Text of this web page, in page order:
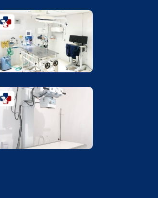
VETERINÁRIO EM
SILVESTRES EM GUARULHOS
VETERINÁRIA EM
PARA GATOS
PARA CACHORROS
DE ANIMAIS SILVESTRES